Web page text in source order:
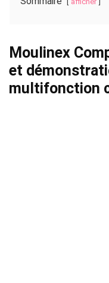
Moulinex
et
multifonction